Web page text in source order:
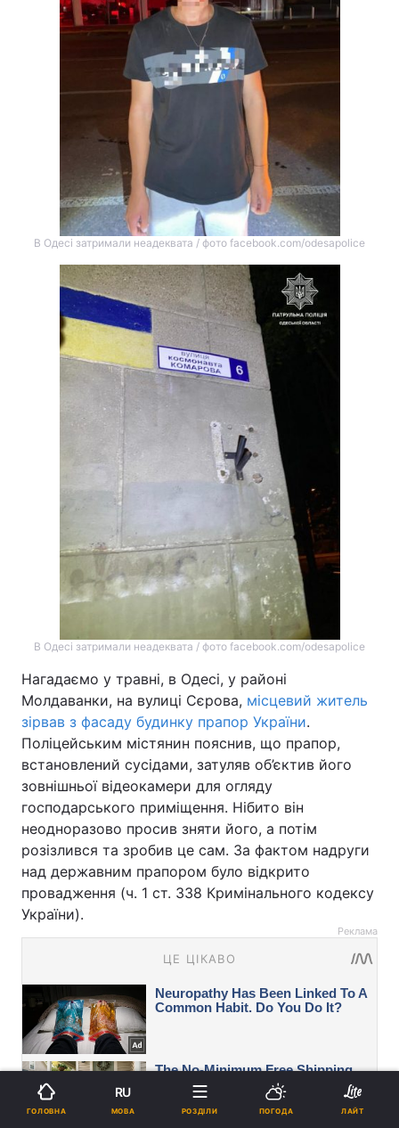
В Одесі затримали неадеквата / фото facebook.com/odesapolice
В Одесі затримали неадеквата / фото facebook.com/odesapolice
Нагадаємо у травні, в Одесі, у районі
Молдаванки, на вулиці Сєрова, місцевий житель
зірвав з фасаду будинку прапор України.
Поліцейським містянин пояснив, що прапор,
встановлений сусідами, затуляв об’єктив його
зовнішньої відеокамери для огляду
господарського приміщення. Нібито він
неодноразово просив зняти його, а потім
розізлився та зробив це сам. За фактом надруги
над державним прапором було відкрито
провадження (ч. 1 ст. 338 Кримінального кодексу
України).
Реклама
ГОЛОВНА
RU
МОВА РОЗДІЛИ ПОГОДА ЛАЙТ